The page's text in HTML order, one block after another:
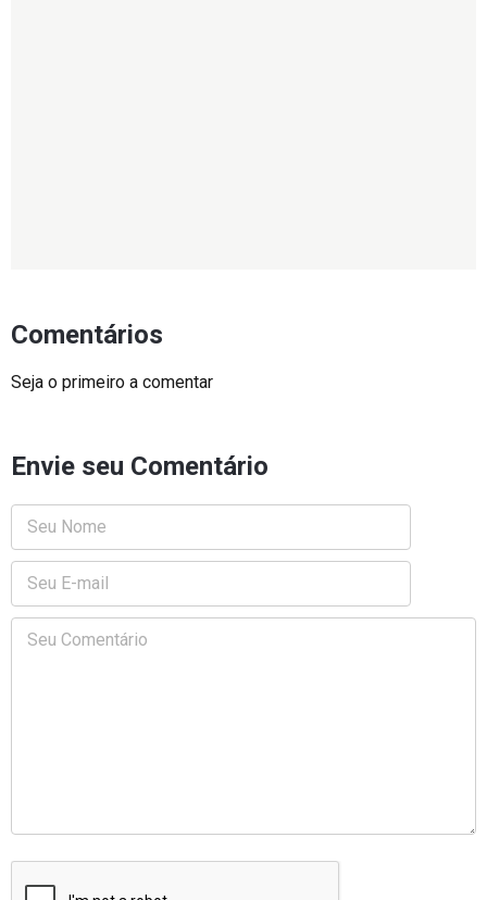
Comentários
Seja o primeiro a comentar
Envie seu Comentário